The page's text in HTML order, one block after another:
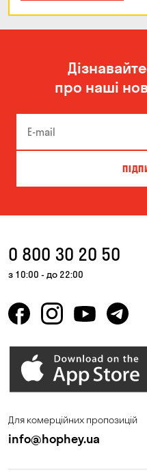
про наші
0 800 30 20 50
з 10:00 - до 22:00
Для комерційних пропозицій
info@hophey.ua